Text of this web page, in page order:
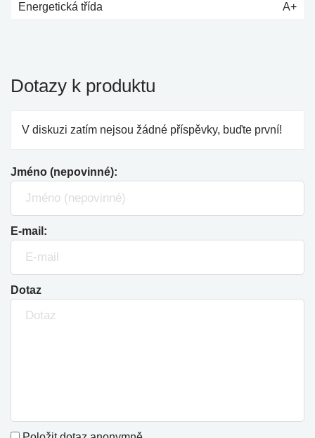
Energetická třída A+
Dotazy k produktu
V diskuzi zatím nejsou žádné příspěvky, buďte první!
Jméno (nepovinné):
E-mail:
Dotaz